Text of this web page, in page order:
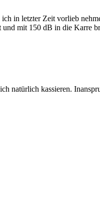
in letzter Zeit vorlieb
und mit 150 dB in die
natürlich kassieren.